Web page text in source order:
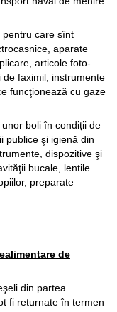
pentru care sînt
aparate
articole foto-
faximil, instrumente
funcţionează cu gaze
boli în condiţii de
publice şi igienă din
dispozitive şi
bucale, lentile
preparate
de
din partea
fi returnate în termen